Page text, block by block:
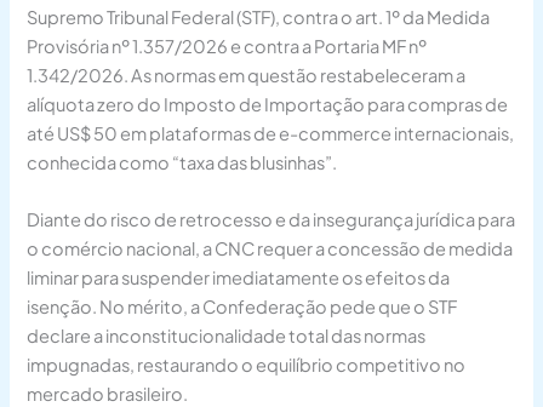
Supremo Tribunal Federal (STF), contra o art. 1º da Medida
Provisória nº 1.357/2026 e contra a Portaria MF nº
1.342/2026. As normas em questão restabeleceram a
alíquota zero do Imposto de Importação para compras de
até US$ 50 em plataformas de e-commerce internacionais,
conhecida como “taxa das blusinhas”.
Diante do risco de retrocesso e da insegurança jurídica para
o comércio nacional, a CNC requer a concessão de medida
liminar para suspender imediatamente os efeitos da
isenção. No mérito, a Confederação pede que o STF
declare a inconstitucionalidade total das normas
impugnadas, restaurando o equilíbrio competitivo no
mercado brasileiro.